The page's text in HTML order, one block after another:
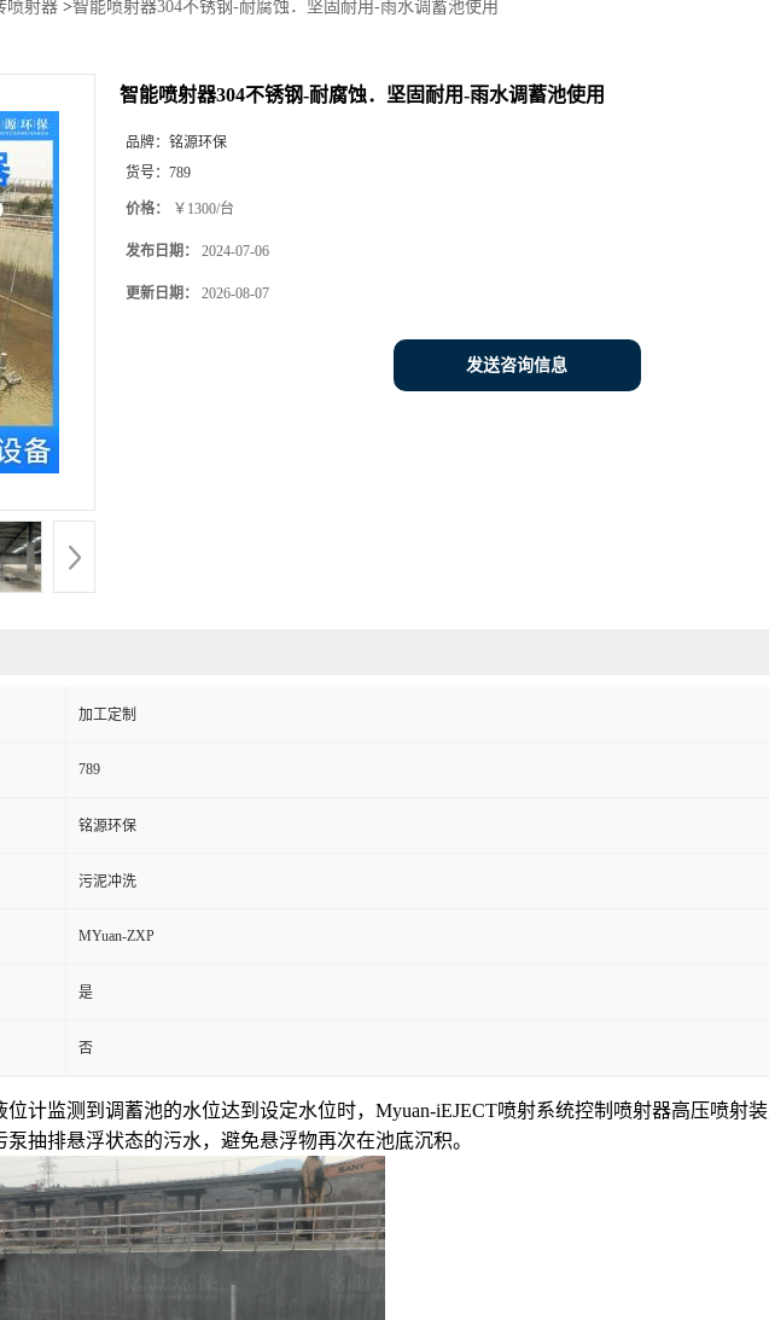
喷射器 >智能喷射器304不锈钢-耐腐蚀．坚固耐用-雨水调蓄池使用
智能喷射器304不锈钢-耐腐蚀．坚固耐用-雨水调蓄池使用
品牌： 铭源环保
货号： 789
价格： ￥1300/台
发布日期： 2024-07-06
更新日期： 2026-08-07
发送咨询信息
加工定制
789
铭源环保
污泥冲洗
MYuan-ZXP
是
否
计监测到调蓄池的水位达到设定水位时，Myuan-iEJECT喷射系统控制喷射器高压喷射
抽排悬浮状态的污水，避免悬浮物再次在池底沉积。